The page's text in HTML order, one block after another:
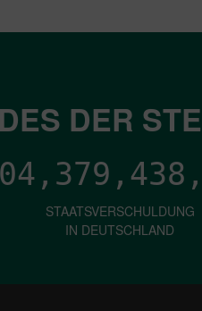
DER
STAATSVERSCHULDUNG
IN DEUTSCHLAND